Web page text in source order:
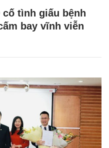
cố tình giấu bệnh
bay vĩnh viễn